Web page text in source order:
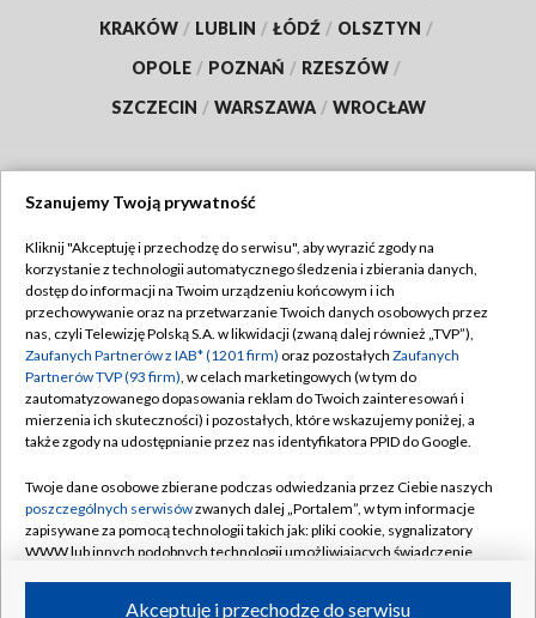
KRAKÓW / LUBLIN / ŁÓDŹ / OLSZTYN /
OPOLE / POZNAŃ / RZESZÓW /
SZCZECIN / WARSZAWA / WROCŁAW
TVP
Abonament TVP
Emisja w TVP
Centrum informacji TVP
Naziemna Telewizja Cyfrowa
Rada Programowa
System NOS
Informacje o nadawcy
Regulamin TVP
Polityka prywatności
Moje zgody
Pomoc
Kontakt
Kanały
Szanujemy Twoją prywatność
Kliknij "Akceptuję i przechodzę do serwisu", aby wyrazić zgody na
korzystanie z technologii automatycznego śledzenia i zbierania danych,
dostęp do informacji na Twoim urządzeniu końcowym i ich
przechowywanie oraz na przetwarzanie Twoich danych osobowych przez
nas, czyli Telewizję Polską S.A. w likwidacji (zwaną dalej również „TVP”),
Zaufanych Partnerów z IAB* (1201 firm) oraz pozostałych Zaufanych
Partnerów TVP (93 firm), w celach marketingowych (w tym do
zautomatyzowanego dopasowania reklam do Twoich zainteresowań i
mierzenia ich skuteczności) i pozostałych, które wskazujemy poniżej, a
także zgody na udostępnianie przez nas identyfikatora PPID do Google.
Twoje dane osobowe zbierane podczas odwiedzania przez Ciebie naszych
poszczególnych serwisówzwanych dalej „Portalem”, w tym informacje
zapisywane za pomocą technologii takich jak: pliki cookie, sygnalizatory
WWW lub innych podobnych technologii umożliwiających świadczenie
Akceptuję i przechodzę do serwisu